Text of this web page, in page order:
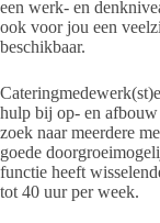
een werk- en
ook voor jou een
beschikbaar.
hulp bij op- en
zoek naar meerdere
goede
functie heeft
tot 40 uur per week.